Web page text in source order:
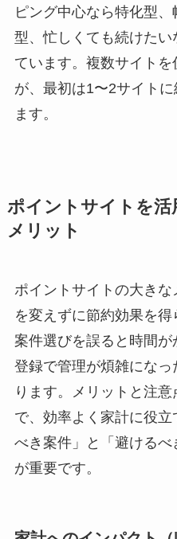
ピング中心なら特化型
型、忙しくても続けた
ています。複数サイト
が、最初は1〜2サイト
ます。
ポイントサイトを
メリット
ポイントサイトの大き
を変えずに節約効果を得
案件選びを誤ると時間
登録で管理が煩雑にな
ります。メリットと注
で、効率よく家計に役
べき案件」と「避けるべ
が重要です。